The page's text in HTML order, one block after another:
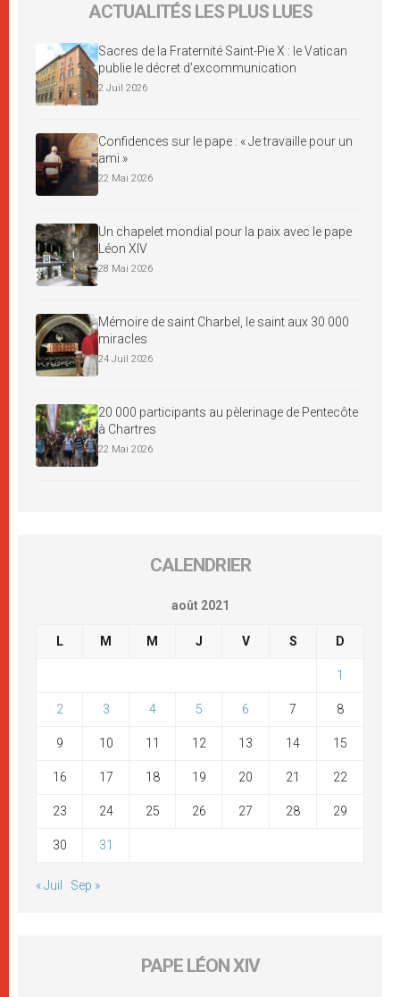
ACTUALITÉS LES PLUS LUES
Sacres de la Fraternité Saint-Pie X : le Vatican
publie le décret d’excommunication
2 Juil 2026
Confidences sur le pape : « Je travaille pour un
ami »
22 Mai 2026
Un chapelet mondial pour la paix avec le pape
Léon XIV
28 Mai 2026
Mémoire de saint Charbel, le saint aux 30 000
miracles
24 Juil 2026
20 000 participants au pèlerinage de Pentecôte
à Chartres
22 Mai 2026
CALENDRIER
août 2021
L M M J V S D
1
2 3 4 5 6 7 8
9 10 11 12 13 14 15
16 17 18 19 20 21 22
23 24 25 26 27 28 29
30 31
« Juil Sep »
PAPE LÉON XIV